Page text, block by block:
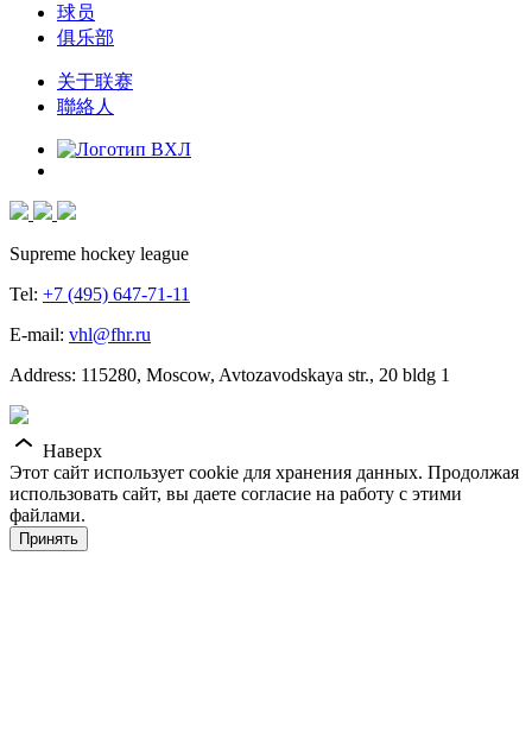
球员
俱乐部
关于联赛
聯絡人
Supreme hockey league
Tel: +7 (495) 647-71-11
E-mail: vhl@fhr.ru
Address: 115280, Moscow, Avtozavodskaya str., 20 bldg 1
Наверх
Этот сайт использует cookie для хранения данных. Продолжая
использовать сайт, вы даете согласие на работу с этими
файлами.
Принять